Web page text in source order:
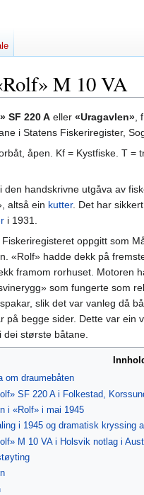
M 10 VA
SF 220 A eller «Uragavlen»,
i Statens Fiskeriregister,
åpen. Kf = Kystfiske. T =
den handskrivne utgåva av
altså ein kutter. Det har
i 1931.
Fiskeriregisteret oppgitt som
«Rolf» hadde dekk på
framom rorhuset. Motoren
som fungerte som
slik det var vanleg då
på begge sider. Dette var ein
dei største båtane.
om draumebåten
SF 220 A i Folkestad,
i «Rolf» i mai 1945
i 1945 og dramatisk kryssing
M 10 VA i Holsvik notlag i